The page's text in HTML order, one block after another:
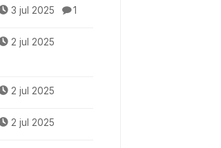
3 jul 2025 1
2 jul 2025
2 jul 2025
2 jul 2025